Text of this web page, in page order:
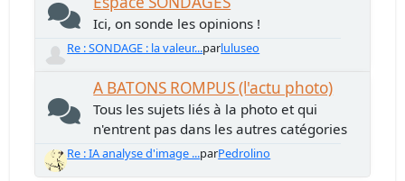
Ici, on sonde les opinions !
Re : SONDAGE : la valeur...parluluseo
A BATONS ROMPUS (l'actu photo)
Tous les sujets liés à la photo et qui
n'entrent pas dans les autres catégories
Re : IA analyse d'image ...parPedrolino